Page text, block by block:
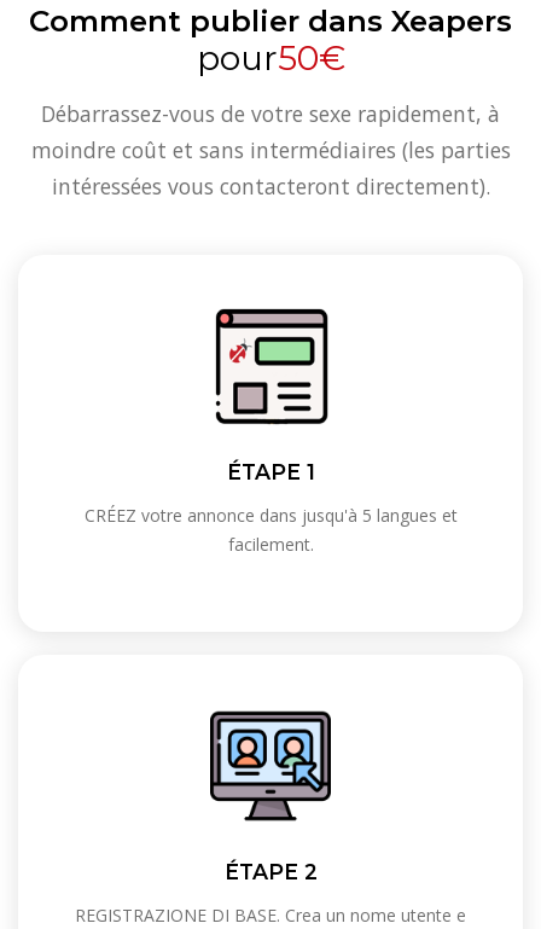
Comment publier dans Xeapers
pour50€
Débarrassez-vous de votre sexe rapidement, à
moindre coût et sans intermédiaires (les parties
intéressées vous contacteront directement).
ÉTAPE 1
CRÉEZ votre annonce dans jusqu'à 5 langues et
facilement.
ÉTAPE 2
REGISTRAZIONE DI BASE. Crea un nome utente e